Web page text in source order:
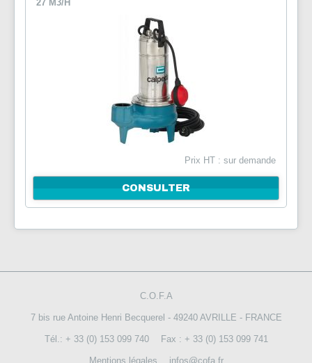
27 M3/H
Prix HT : sur demande
CONSULTER
C.O.F.A
7 bis rue Antoine Henri Becquerel - 49240 AVRILLE - FRANCE
Tél.: + 33 (0) 153 099 740 Fax : + 33 (0) 153 099 741
Mentions légales infos@cofa.fr